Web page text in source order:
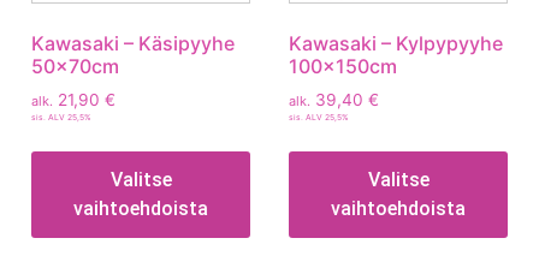
Kawasaki – Käsipyyhe
50x70cm
alk. 21,90 €
sis. ALV 25,5%
Valitse
vaihtoehdoista
Kawasaki – Kylpypyyhe
100x150cm
alk. 39,40 €
sis. ALV 25,5%
Valitse
vaihtoehdoista